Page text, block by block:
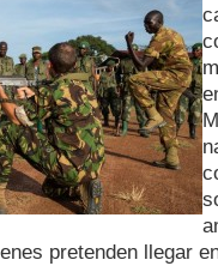
pretenden llegar